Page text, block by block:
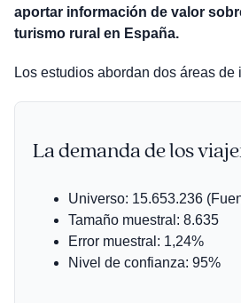
aportar información de valor
turismo rural en España.
Los estudios abordan dos áreas de
La demanda de los
Universo: 15.653.236
Tamaño muestral: 8.635
Error muestral: 1,24%
Nivel de confianza: 95%